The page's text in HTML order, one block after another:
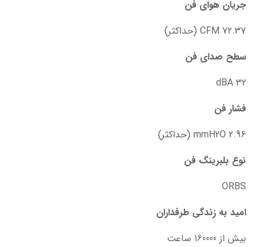
جریان هوای فن
72.37 CFM (حداکثر)
سطح صدای فن
32 dBA
فشار فن
2.96 mmH2O (حداکثر)
نوع بلبرینگ فن
ORBS
امید به زندگی طرفداران
بیش از 160000 ساعت